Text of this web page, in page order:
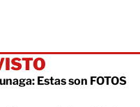
Estas son FOTOS